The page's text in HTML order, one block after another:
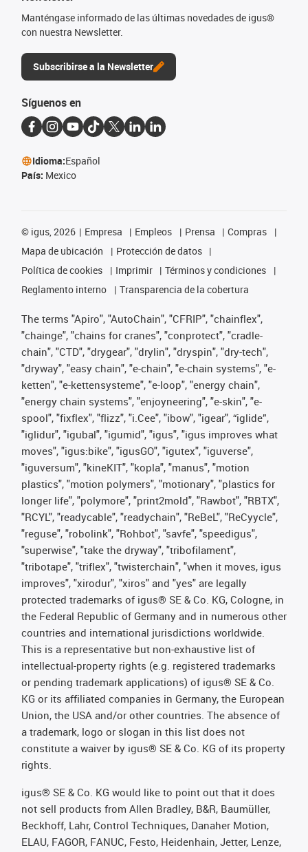
Manténgase informado de las últimas novedades de igus®
con nuestra Newsletter.
Subscribirse a la Newsletter
Síguenos en
Idioma:Español
País: Mexico
© igus, 2026 Empresa Empleos Prensa
Compras
Mapa de ubicación
Protección de datos
Política de cookies
Imprimir
Términos y condiciones
Reglamento interno
Transparencia de la cobertura
The terms "Apiro", "AutoChain", "CFRIP", "chainflex",
"chainge", "chains for cranes", "conprotect", "cradle-
chain", "CTD", "drygear", "drylin", "dryspin", "dry-tech",
"dryway", "easy chain", "e-chain", "e-chain systems", "e-
ketten", "e-kettensysteme", "e-loop", "energy chain",
"energy chain systems", "enjoyneering", "e-skin", "e-
spool", "fixflex", "flizz", "i.Cee", "ibow", "igear", “iglide”,
"iglidur", "igubal", "igumid", "igus", "igus improves what
moves", "igus:bike", "igusGO", "igutex", "iguverse",
"iguversum", "kineKIT", "kopla", "manus", "motion
plastics", "motion polymers", "motionary", "plastics for
longer life", "polymore", "print2mold", "Rawbot", "RBTX",
"RCYL", "readycable", "readychain", "ReBeL", "ReCyycle",
"reguse", "robolink", "Rohbot", "savfe", "speedigus",
"superwise", "take the dryway", "tribofilament",
"tribotape", "triflex", "twisterchain", "when it moves, igus
improves", "xirodur", "xiros" and "yes" are legally
protected trademarks of igus® SE & Co. KG, Cologne, in
the Federal Republic of Germany and in numerous other
countries and international jurisdictions worldwide.
This is a representative but non-exhaustive list of
intellectual-property rights (e.g. registered trademarks
or pending trademark applications) of igus® SE & Co.
KG or its affiliated companies in Germany, the European
Union, the USA and/or other countries. The absence of
a trademark, logo or slogan in this list does not
constitute a waiver by igus® SE & Co. KG of its property
rights.
igus® SE & Co. KG would like to point out that it does
not sell products from Allen Bradley, B&R, Baumüller,
Beckhoff, Lahr, Control Techniques, Danaher Motion,
ELAU, FAGOR, FANUC, Festo, Heidenhain, Jetter, Lenze,